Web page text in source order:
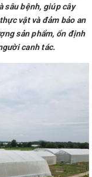
sâu bệnh, giúp cây
vật và đảm bảo an
sản phẩm, ổn định
canh tác.